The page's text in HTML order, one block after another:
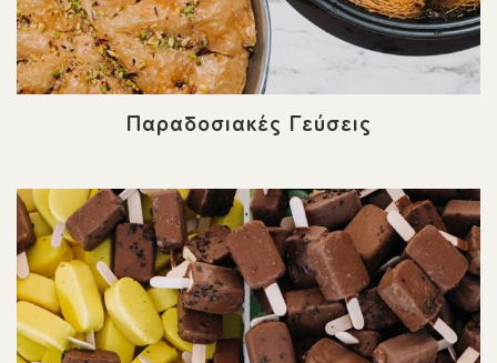
Παραδοσιακές Γεύσεις